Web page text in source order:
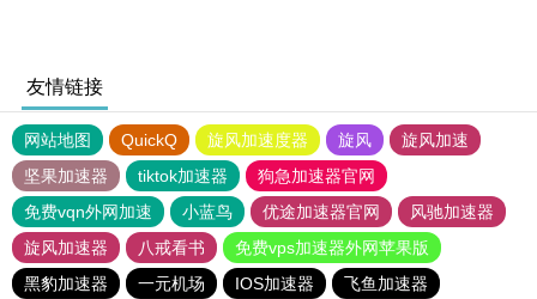
友情链接
网站地图 QuickQ 旋风加速度器 旋风
旋风加速
坚果加速器
tiktok加速器
狗急加速器官网
免费vqn外网加速
小蓝鸟 优途加速器官网
风驰加速器
旋风加速器
八戒看书
免费vps加速器外网苹果版
黑豹加速器
一元机场 IOS加速器
飞鱼加速器